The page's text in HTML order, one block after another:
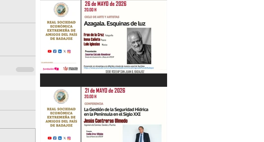
“Energía en Extremadura. Pasado,
presente y futuro” Ángel Mulero Díaz.
28/05/26
"Azagala. Esquinas de luz" Ciclo de Arte
y Artistas. 26/05/26